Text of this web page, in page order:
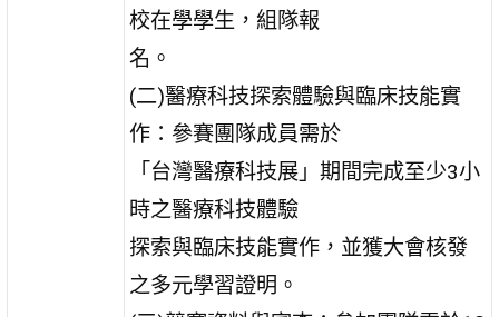
校在學學生，組隊報
名。
(二)醫療科技探索體驗與臨床技能實
作：參賽團隊成員需於
「台灣醫療科技展」期間完成至少3小
時之醫療科技體驗
探索與臨床技能實作，並獲大會核發
之多元學習證明。